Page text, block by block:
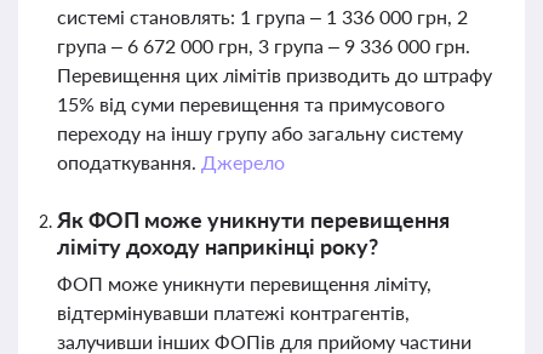
системі становлять: 1 група – 1 336 000 грн, 2
група – 6 672 000 грн, 3 група – 9 336 000 грн.
Перевищення цих лімітів призводить до штрафу
15% від суми перевищення та примусового
переходу на іншу групу або загальну систему
оподаткування. Джерело
Як ФОП може уникнути перевищення
ліміту доходу наприкінці року?
ФОП може уникнути перевищення ліміту,
відтермінувавши платежі контрагентів,
залучивши інших ФОПів для прийому частини